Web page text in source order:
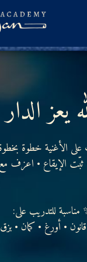
الجلسة الإستشارية
تسجيل الدخول
إنشاء حساب
يعز الدار
الأغنية خطوة
الإيقاع • اعزف مع
مناسبة للتدريب على:
• أورغ • كمان •